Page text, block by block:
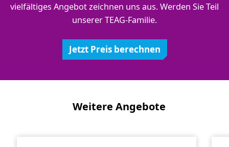
vielfältiges Angebot zeichnen uns aus. Werden Sie Teil
unserer TEAG-Familie.
Jetzt Preis berechnen
Weitere Angebote